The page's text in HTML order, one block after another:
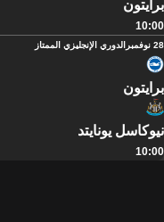
برايتون
10:00
28 نوفمبر الدوري الإنجليزي الممتاز
برايتون
نيوكاسل يونايتد
10:00